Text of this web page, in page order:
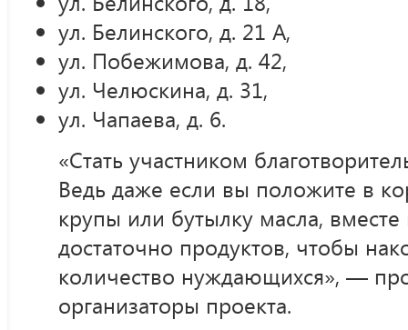
ул. Белинского, д. 21 А,
ул. Побежимова, д. 42,
ул. Челюскина, д. 31,
ул. Чапаева, д. 6.
«Стать участником
Ведь даже если вы положите в
крупы или бутылку масла,
достаточно продуктов, чтобы
количество нуждающихся», —
организаторы проекта.